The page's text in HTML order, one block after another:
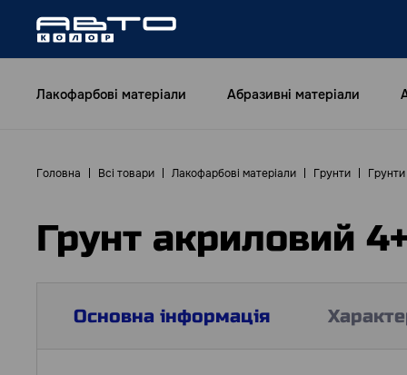
Лакофарбові матеріали Абразивні матеріали
Головна Всі товари Лакофарбові матеріали Грунти
Грунт акриловий
Основна інформація